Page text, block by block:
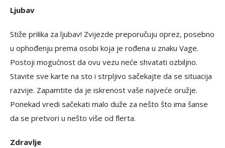
Ljubav
Stiže prilika za ljubav! Zvijezde preporučuju oprez, posebno
u ophođenju prema osobi koja je rođena u znaku Vage.
Postoji mogućnost da ovu vezu neće shvatati ozbiljno.
Stavite sve karte na sto i strpljivo sačekajte da se situacija
razvije. Zapamtite da je iskrenost vaše najveće oružje.
Ponekad vredi sačekati malo duže za nešto što ima šanse
da se pretvori u nešto više od flerta.
Zdravlje